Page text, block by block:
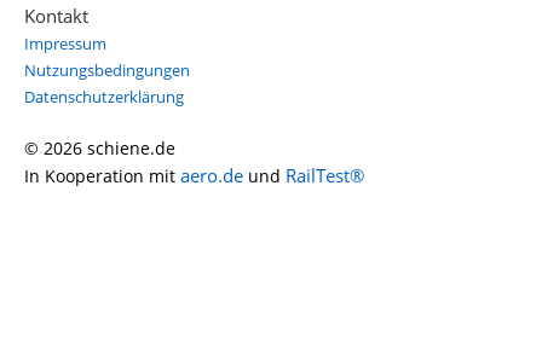
Kontakt
Impressum
Nutzungsbedingungen
Datenschutzerklärung
© 2026 schiene.de
In Kooperation mit aero.de und RailTest®